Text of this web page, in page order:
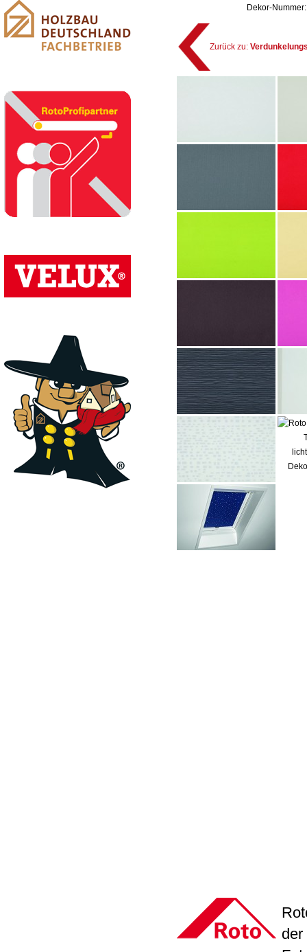
Dekor-
Zurück zu:
der